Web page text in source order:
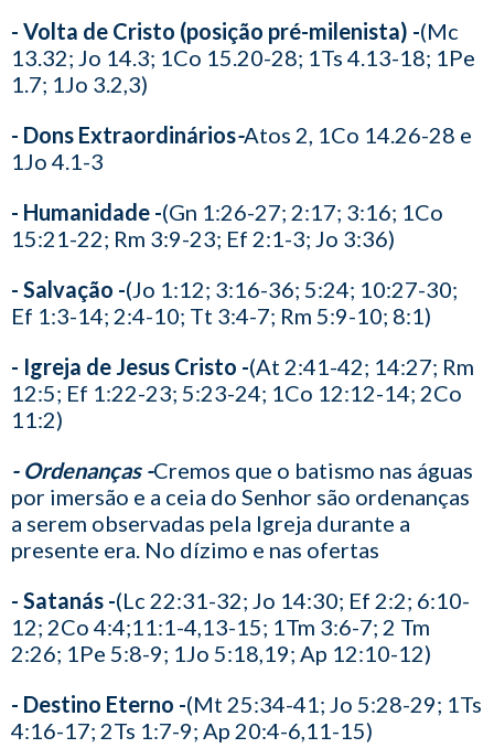
- Volta de Cristo (posição pré-milenista) -(Mc
13.32; Jo 14.3; 1Co 15.20-28; 1Ts 4.13-18; 1Pe
1.7; 1Jo 3.2,3)
- Dons Extraordinários-Atos 2, 1Co 14.26-28 e
1Jo 4.1-3
- Humanidade -(Gn 1:26-27; 2:17; 3:16; 1Co
15:21-22; Rm 3:9-23; Ef 2:1-3; Jo 3:36)
- Salvação -(Jo 1:12; 3:16-36; 5:24; 10:27-30;
Ef 1:3-14; 2:4-10; Tt 3:4-7; Rm 5:9-10; 8:1)
- Igreja de Jesus Cristo -(At 2:41-42; 14:27; Rm
12:5; Ef 1:22-23; 5:23-24; 1Co 12:12-14; 2Co
11:2)
- Ordenanças -Cremos que o batismo nas águas
por imersão e a ceia do Senhor são ordenanças
a serem observadas pela Igreja durante a
presente era. No dízimo e nas ofertas
- Satanás -(Lc 22:31-32; Jo 14:30; Ef 2:2; 6:10-
12; 2Co 4:4;11:1-4,13-15; 1Tm 3:6-7; 2 Tm
2:26; 1Pe 5:8-9; 1Jo 5:18,19; Ap 12:10-12)
- Destino Eterno -(Mt 25:34-41; Jo 5:28-29; 1Ts
4:16-17; 2Ts 1:7-9; Ap 20:4-6,11-15)